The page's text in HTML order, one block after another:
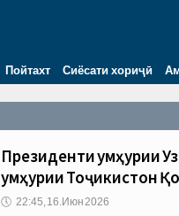
Пойтахт Сиёсати хориҷӣ
Президенти Ҷумҳурии
Ҷумҳурии Тоҷикистон
🕔 22:45, 16.Июн 2026